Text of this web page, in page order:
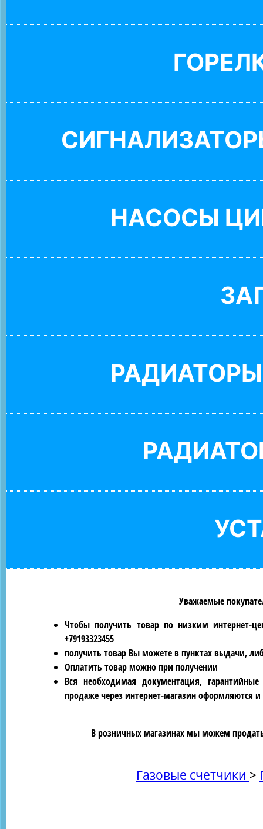
НАСОСЫ
Уважаемые
Чтобы получить товар по низким интернет-
+79193323455
получить товар Вы можете в пунктах выдачи,
Оплатить товар можно при получении
Вся необходимая документация,
продаже через интернет-магазин оформляются
В розничных магазинах мы можем
Газовые счетчики >